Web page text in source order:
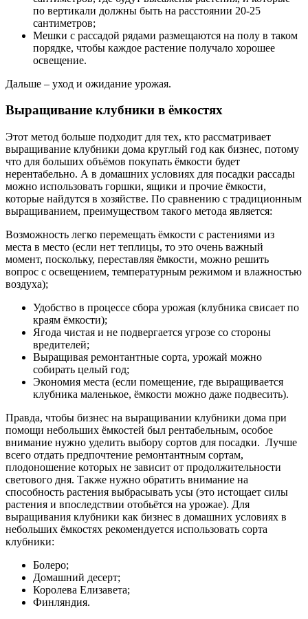
по вертикали должны быть на расстоянии 20-25
сантиметров;
Мешки с рассадой рядами размещаются на полу в таком
порядке, чтобы каждое растение получало хорошее
освещение.
Дальше – уход и ожидание урожая.
Выращивание клубники в ёмкостях
Этот метод больше подходит для тех, кто рассматривает
выращивание клубники дома круглый год как бизнес, потому
что для больших объёмов покупать ёмкости будет
нерентабельно. А в домашних условиях для посадки рассады
можно использовать горшки, ящики и прочие ёмкости,
которые найдутся в хозяйстве. По сравнению с традиционным
выращиванием, преимуществом такого метода является:
Возможность легко перемещать ёмкости с растениями из
места в место (если нет теплицы, то это очень важный
момент, поскольку, переставляя ёмкости, можно решить
вопрос с освещением, температурным режимом и влажностью
воздуха);
Удобство в процессе сбора урожая (клубника свисает по
краям ёмкости);
Ягода чистая и не подвергается угрозе со стороны
вредителей;
Выращивая ремонтантные сорта, урожай можно
собирать целый год;
Экономия места (если помещение, где выращивается
клубника маленькое, ёмкости можно даже подвесить).
Правда, чтобы бизнес на выращивании клубники дома при
помощи небольших ёмкостей был рентабельным, особое
внимание нужно уделить выбору сортов для посадки. Лучше
всего отдать предпочтение ремонтантным сортам,
плодоношение которых не зависит от продолжительности
светового дня. Также нужно обратить внимание на
способность растения выбрасывать усы (это истощает силы
растения и впоследствии отобьётся на урожае). Для
выращивания клубники как бизнес в домашних условиях в
небольших ёмкостях рекомендуется использовать сорта
клубники:
Болеро;
Домашний десерт;
Королева Елизавета;
Финляндия.